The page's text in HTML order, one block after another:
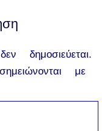
δημοσιεύεται.
με